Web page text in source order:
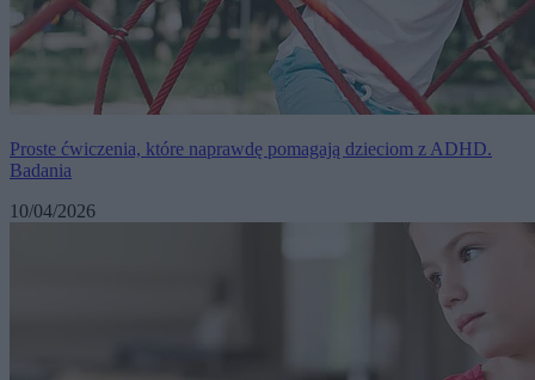
Proste ćwiczenia, które naprawdę pomagają dzieciom z ADHD.
Badania
10/04/2026